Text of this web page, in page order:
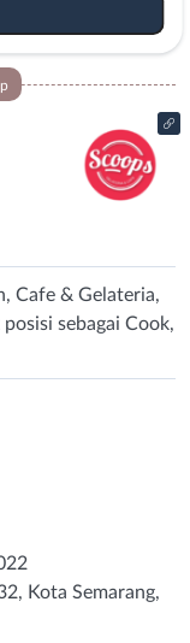
Cafe & Gelateria,
sebagai Cook,
Kota Semarang,